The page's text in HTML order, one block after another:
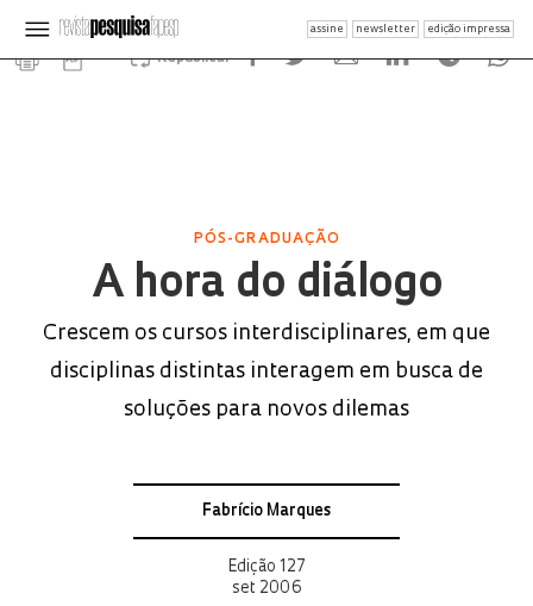
assine newsletter edição impressa
Republicar
PÓS-GRADUAÇÃO
A hora do diálogo
Crescem os cursos interdisciplinares, em que
disciplinas distintas interagem em busca de
soluções para novos dilemas
Fabrício Marques
Edição 127
set 2006